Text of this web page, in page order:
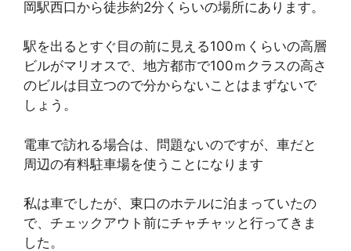
岡駅西口から徒歩約2分くらいの場所にあります。
駅を出るとすぐ目の前に見える100ｍくらいの高層
ビルがマリオスで、地方都市で100ｍクラスの高さ
のビルは目立つので分からないことはまずないで
しょう。
電車で訪れる場合は、問題ないのですが、車だと
周辺の有料駐車場を使うことになります
私は車でしたが、東口のホテルに泊まっていたの
で、チェックアウト前にチャチャッと行ってきま
した。